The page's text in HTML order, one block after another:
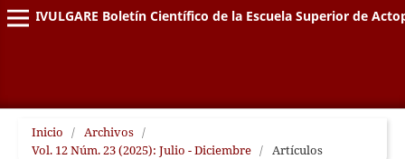
DIVULGARE Boletín Científico de la Escuela Superior de
Inicio / Archivos /
Vol. 12 Núm. 23 (2025): Julio - Diciembre / Artículos